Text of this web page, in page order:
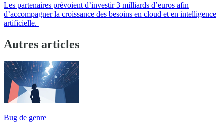
Les partenaires prévoient d’investir 3 milliards d’euros afin
d’accompagner la croissance des besoins en cloud et en intelligence
artificielle.
Autres articles
Bug de genre